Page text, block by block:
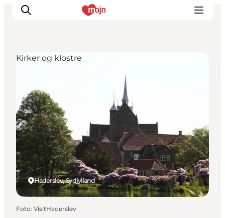
Byer & Steder
Det sker
Overnatning
Planlæg din ferie
Booking
Haderslev, Sydjylland
Kirker og klostre
Foto: VisitHaderslev